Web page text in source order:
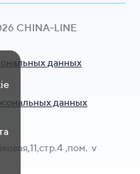
CHINA-LINE
данных
данных
,пом. v